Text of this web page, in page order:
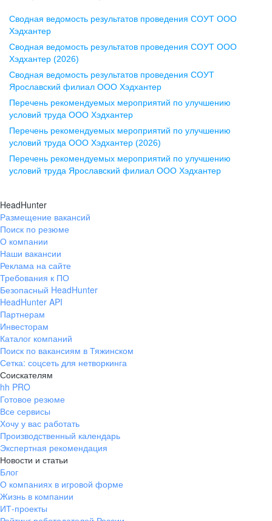
Воронеж
ул. Комиссаржевской, д. 10,
офис 1212
+7 473 280-05-05
pr@vrn.hh.ru
ул. Спартаковская, д. 2А, этаж 3,
помещение 15
+7 843 212-12-50
Екатеринбург
ул. Боевых Дружин, стр. 20,
+7 343 226-79-99
pr@ural.hh.ru
ул. Янковского, д. 169, 7 этаж,
706 каб.
+7 861 205-55-57
pr@krd.hh.ru
Владивосток
пер. Ланинский д. 4, офис 3.4
+7 423 202-33-28
pr@dv.hh.ru
Новосибирск
ул. Большевистская, д. 35,
помещение 21
Сводная ведомость результатов проведения СОУТ ООО
Хэдхантер
Сводная ведомость результатов проведения СОУТ ООО
Хэдхантер (2026)
Сводная ведомость результатов проведения СОУТ
Ярославский филиал ООО Хэдхантер
Перечень рекомендуемых мероприятий по улучшению
условий труда ООО Хэдхантер
Перечень рекомендуемых мероприятий по улучшению
условий труда ООО Хэдхантер (2026)
Перечень рекомендуемых мероприятий по улучшению
условий труда Ярославский филиал ООО Хэдхантер
HeadHunter
Размещение вакансий
Поиск по резюме
О компании
Наши вакансии
Реклама на сайте
Требования к ПО
Безопасный HeadHunter
HeadHunter API
Партнерам
Инвесторам
Каталог компаний
Поиск по вакансиям в Тяжинском
Сетка: соцсеть для нетворкинга
Соискателям
hh PRO
Готовое резюме
Все сервисы
Хочу у вас работать
Производственный календарь
Экспертная рекомендация
Новости и статьи
Блог
О компаниях в игровой форме
Жизнь в компании
ИТ-проекты